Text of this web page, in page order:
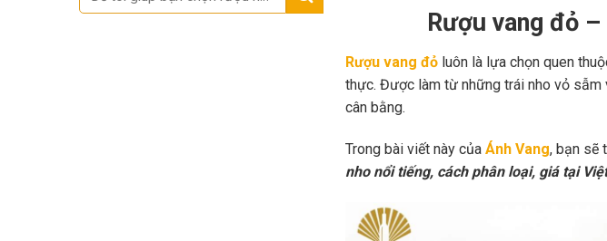
kiếm:
Rượu vang đỏ
Rượu vang đỏluôn là lựa chọn quen
thực. Được làm từ những trái nho vỏ sẫm
cân bằng.
Trong bài viết này của Ánh Vang, bạn sẽ
nho nổi tiếng, cách phân loại, giá tại